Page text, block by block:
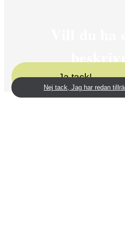
Ja tack!
Nej tack, Jag har redan